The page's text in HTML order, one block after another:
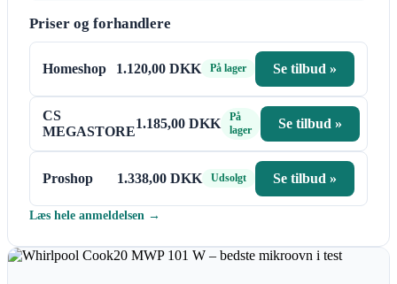
Priser og forhandlere
Homeshop 1.120,00 DKK På lager Se tilbud »
CS
MEGASTORE
1.185,00 DKK
På
lager
Se tilbud »
Proshop 1.338,00 DKK Udsolgt Se tilbud »
Læs hele anmeldelsen →